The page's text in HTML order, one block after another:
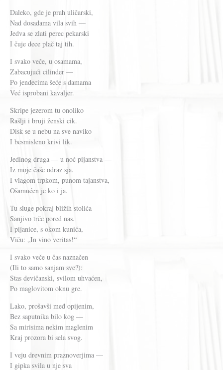
Daleko, gde je prah uličarski,
Nad dosadama vila svih —
Jedva se zlati perec pekarski
I čuje dece plač taj tih.
I svako veče, u osamama,
Zabacujući cilinder —
Po jendecima šeće s damama
Već isprobani kavaljer.
Škripe jezerom tu onoliko
Rašlji i bruji ženski cik.
Disk se u nebu na sve naviko
I besmisleno krivi lik.
Jedinog druga — u noć pijanstva —
Iz moje čaše odraz sja.
I vlagom trpkom, punom tajanstva,
Ošamućen je ko i ja.
Tu sluge pokraj bližih stolića
Sanjivo trče pored nas.
I pijanice, s okom kunića,
Viču: „In vino veritas!“
I svako veče u čas naznačen
(Ili to samo sanjam sve?):
Stas devičanski, svilom uhvaćen,
Po maglovitom oknu gre.
Lako, prošavši međ opijenim,
Bez saputnika bilo kog —
Sa mirisima nekim maglenim
Kraj prozora bi sela svog.
I veju drevnim praznoverjima —
I gipka svila u nje sva